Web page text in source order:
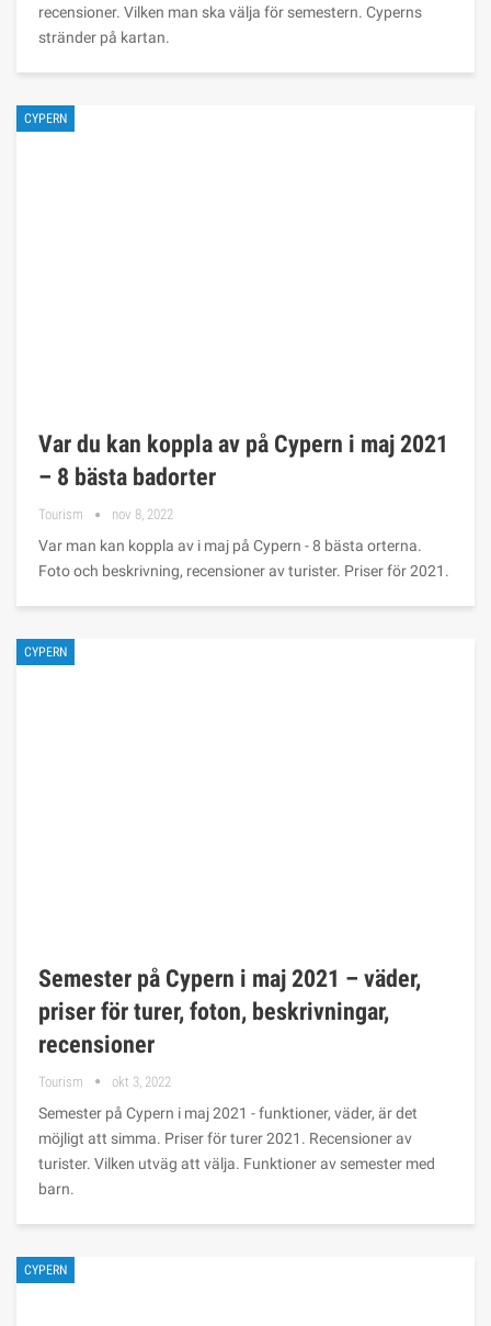
recensioner. Vilken man ska välja för semestern. Cyperns
stränder på kartan.
CYPERN
Var du kan koppla av på Cypern i maj 2021
– 8 bästa badorter
Tourism nov 8, 2022
Var man kan koppla av i maj på Cypern - 8 bästa orterna.
Foto och beskrivning, recensioner av turister. Priser för 2021.
CYPERN
Semester på Cypern i maj 2021 – väder,
priser för turer, foton, beskrivningar,
recensioner
Tourism okt 3, 2022
Semester på Cypern i maj 2021 - funktioner, väder, är det
möjligt att simma. Priser för turer 2021. Recensioner av
turister. Vilken utväg att välja. Funktioner av semester med
barn.
CYPERN